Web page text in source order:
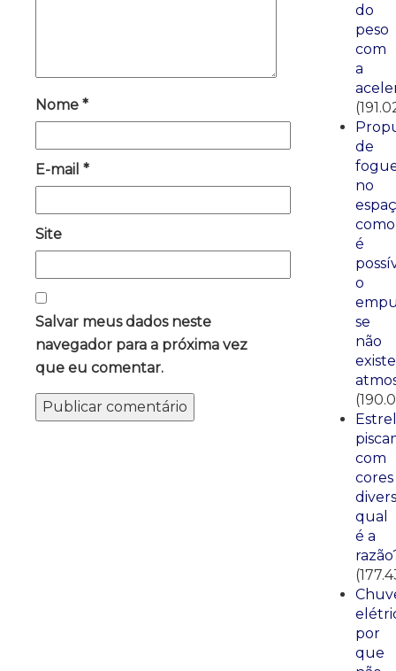
Nome *
E-mail *
Site
Salvar meus dados neste
navegador para a próxima vez
que eu comentar.
do
peso
com
a
de
no
como
é
o
se
não
existe
com
cores
qual
é a
por
que